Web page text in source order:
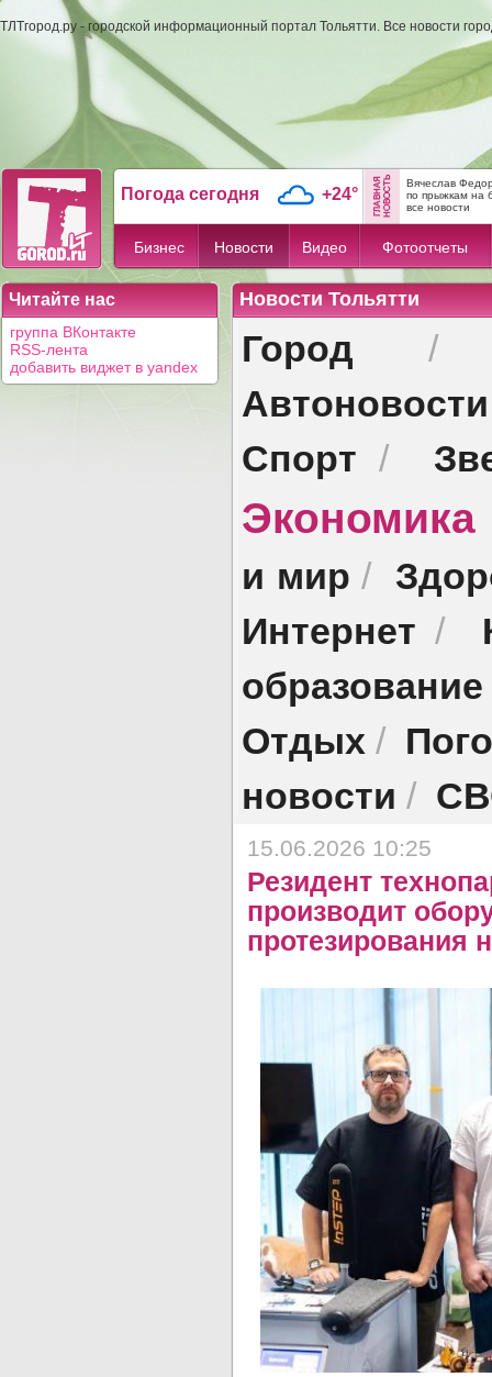
ТЛТгород.ру - городской информационный портал Тольятти. Все новости
Погода сегодня +24°
Вячеслав
по прыжкам на
все новости
Бизнес Новости Видео Фотоотчеты
Читайте нас
группа ВКонтакте
RSS-лента
добавить виджет в yandex
Новости Тольятти
Город
Автоновости
Спорт /
Экономика
и мир /
Интернет /
образование
Отдых /
новости /
15.06.2026 10:25
Резидент
производит
протезирования